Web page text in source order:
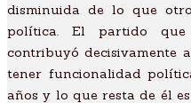
disminuida de lo que
política. El partido
contribuyó decisivamente
tener funcionalidad
años y lo que resta de él